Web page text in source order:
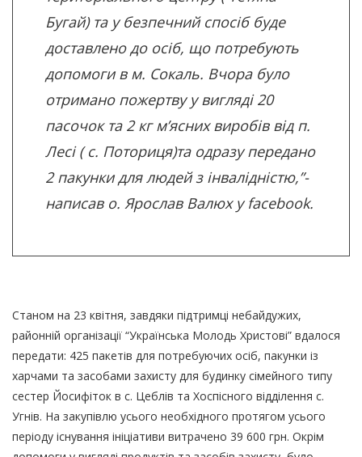
Бугай) та у безпечний спосіб буде
доставлено до осіб, що потребують
допомоги в м. Сокаль. Вчора було
отримано пожертву у вигляді 20
пасочок та 2 кг м’ясних виробів від п.
Лесі ( с. Поториця)та одразу передано
2 пакунки для людей з інвалідністю,”-
написав о. Ярослав Валюх у facebook.
Станом на 23 квітня, завдяки підтримці небайдужих,
районній організації “Українська Молодь Христові” вдалося
передати: 425 пакетів для потребуючих осіб, пакунки із
харчами та засобами захисту для будинку сімейного типу
сестер Йосифіток в с. Цеблів та Хоспісного відділення с.
Угнів. На закупівлю усього необхідного протягом усього
періоду існування ініціативи витрачено 39 600 грн. Окрім